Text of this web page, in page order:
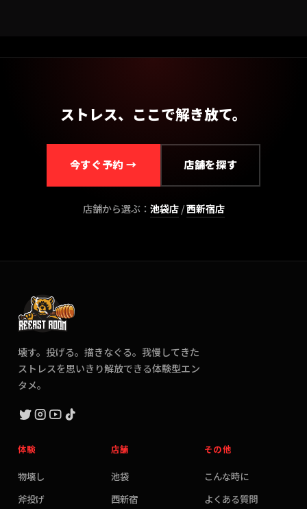
ストレス、ここで解き放て。
今すぐ予約 → 店舗を探す
店舗から選ぶ： 池袋店/西新宿店
壊す。投げる。描きなぐる。我慢してきた
ストレスを思いきり解放できる体験型エン
タメ。
体験
物壊し
斧投げ
店舗
池袋
西新宿
その他
こんな時に
よくある質問